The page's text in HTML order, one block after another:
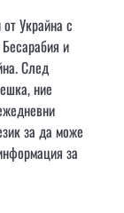
Украйна с
и
След
ние
за да може
за